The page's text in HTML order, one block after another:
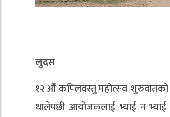
संघारमा
लुदस
१२ औँ कपिलवस्तु महोत्सव शुरुवातको
थालेपछी आयोजकलाई भ्याई न